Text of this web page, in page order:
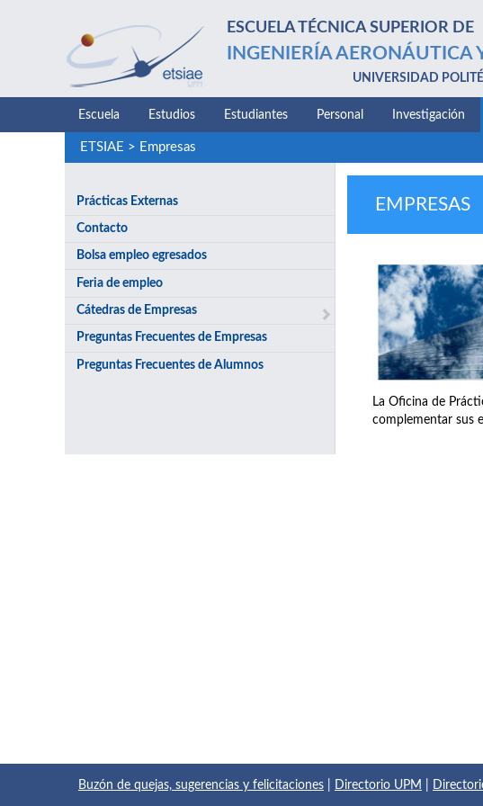
ESCUELA TÉCNICA SUPERIOR DE
INGENIERÍA AERONÁUTICA
UNIVERSIDAD
Escuela Estudios Estudiantes Personal Investigación
ETSIAE > Empresas
Prácticas Externas
Contacto
Bolsa empleo egresados
Feria de empleo
Cátedras de Empresas
Preguntas Frecuentes de Empresas
Preguntas Frecuentes de Alumnos
EMPRESAS
La Oficina de
complementar sus
Buzón de quejas, sugerencias y felicitaciones Directorio UPM